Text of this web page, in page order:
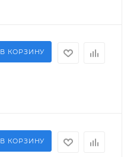
В КОРЗИНУ
В КОРЗИНУ